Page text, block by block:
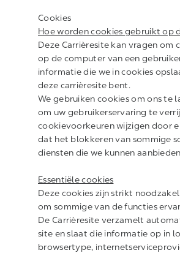
Cookies
Hoe worden cookies gebruikt op
Deze Carrièresite kan vragen om
op de computer van een
informatie die we in cookies
deze carrièresite bent.
We gebruiken cookies om ons te
om uw gebruikerservaring te
cookievoorkeuren wijzigen door
dat het blokkeren van sommige
diensten die we kunnen
Essentiële cookies
Deze cookies zijn strikt
om sommige van de functies
De Carrièresite verzamelt
site en slaat die informatie op in
browsertype,